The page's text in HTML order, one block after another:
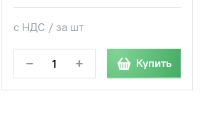
с НДС / за шт
− + Купить